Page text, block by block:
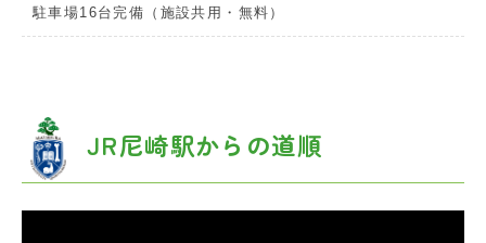
駐車場16台完備（施設共用・無料）
JR尼崎駅からの道順